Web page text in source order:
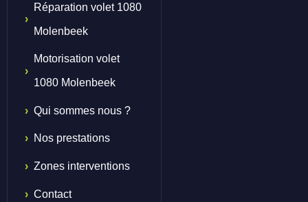
Réparation volet 1080
Molenbeek
Motorisation volet
1080 Molenbeek
Qui sommes nous ?
Nos prestations
Zones interventions
Contact